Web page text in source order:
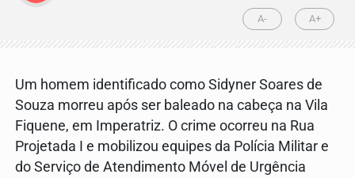
A- A+
Um homem identificado como Sidyner Soares de
Souza morreu após ser baleado na cabeça na Vila
Fiquene, em Imperatriz. O crime ocorreu na Rua
Projetada I e mobilizou equipes da Polícia Militar e
do Serviço de Atendimento Móvel de Urgência